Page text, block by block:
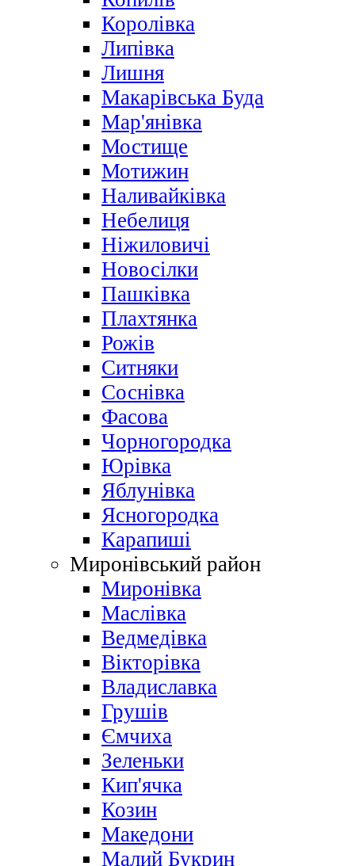
Королівка
Липівка
Лишня
Макарівська Буда
Мар'янівка
Мостище
Мотижин
Наливайківка
Небелиця
Ніжиловичі
Новосілки
Пашківка
Плахтянка
Рожів
Ситняки
Соснівка
Фасова
Чорногородка
Юрівка
Яблунівка
Ясногородка
Карапиші
Миронівський район
Миронівка
Маслівка
Ведмедівка
Вікторівка
Владиславка
Грушів
Ємчиха
Зеленьки
Кип'ячка
Козин
Македони
Малий Букрин